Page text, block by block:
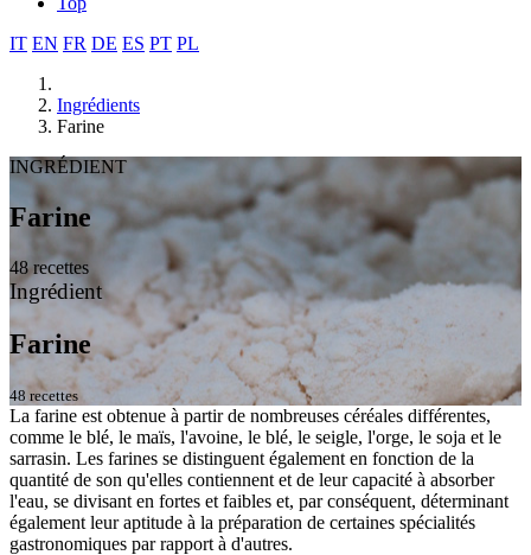
IT EN FR DE ES PT PL
Ingrédients
Farine
INGRÉDIENT
Farine
48 recettes
Ingrédient
Farine
48 recettes
La farine est obtenue à partir de nombreuses céréales différentes,
comme le blé, le maïs, l'avoine, le blé, le seigle, l'orge, le soja et le
sarrasin. Les farines se distinguent également en fonction de la
quantité de son qu'elles contiennent et de leur capacité à absorber
l'eau, se divisant en fortes et faibles et, par conséquent, déterminant
également leur aptitude à la préparation de certaines spécialités
gastronomiques par rapport à d'autres.